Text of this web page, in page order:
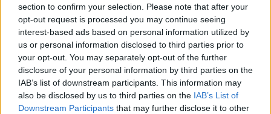
section to confirm your selection. Please note that after your
opt-out request is processed you may continue seeing
interest-based ads based on personal information utilized by
us or personal information disclosed to third parties prior to
your opt-out. You may separately opt-out of the further
disclosure of your personal information by third parties on the
IAB’s list of downstream participants. This information may
also be disclosed by us to third parties on the IAB’s List of
Downstream Participants that may further disclose it to other
Προσθέστε το ΕΘΝΟΣ στη Google
Hκακοκαιρία των τελευταίων ημερών
δημιούργησε πρωτόγνωρες εικόνες στην
Πατρα, καθώς τα λασπόνερα που εξέβαλε ο
Σέλεμνος ποταμός στον Πατραϊκό κόλπο